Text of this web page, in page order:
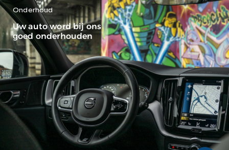
Onderhoud
Uw auto word bij ons
goed onderhouden